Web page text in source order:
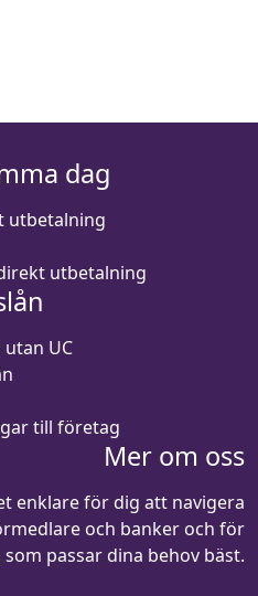
dag
utbetalning
utbetalning
UC
till företag
Mer om oss
enklare för dig att navigera
och banker och för
passar dina behov bäst.